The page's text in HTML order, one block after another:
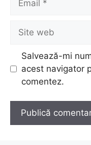
web
Salvează-mi
acest navigator
comentez.